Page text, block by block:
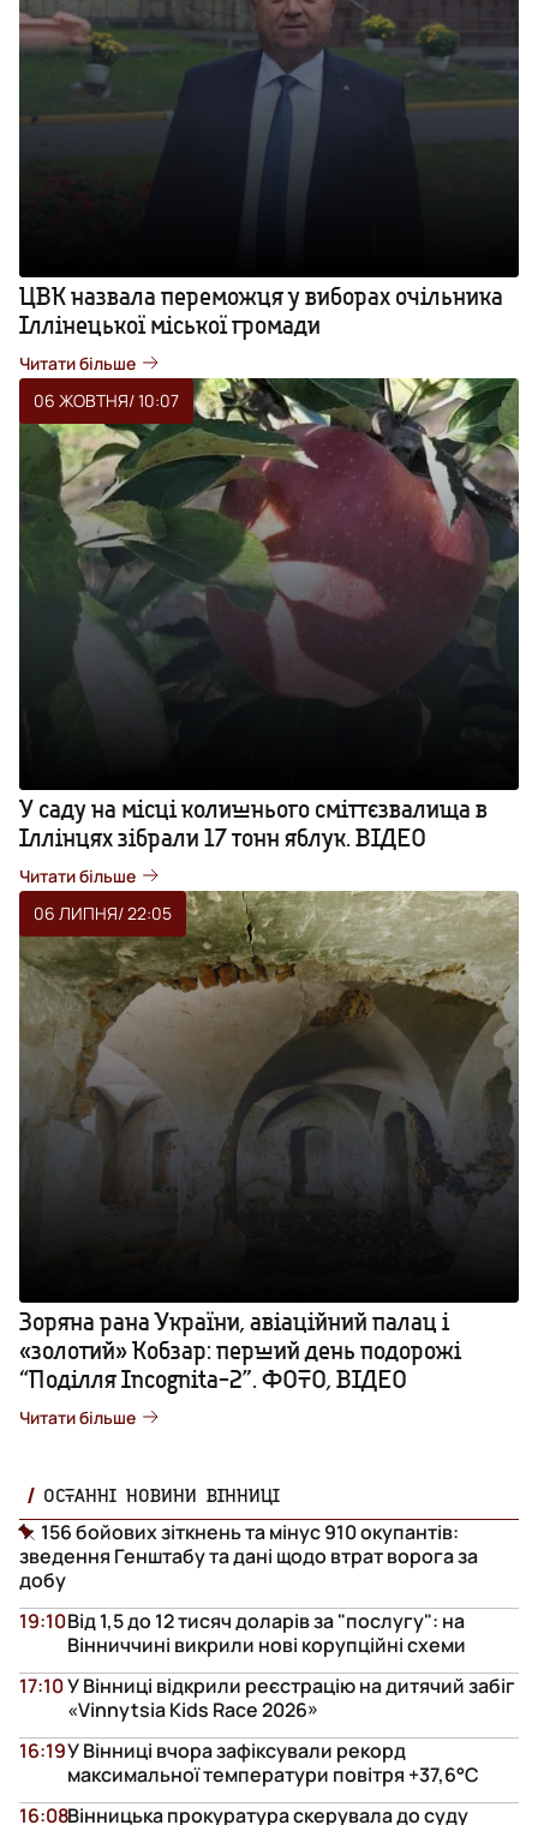
ЦВК назвала переможця у виборах очільника
Іллінецької міської громади
Читати більше
06 ЖОВТНЯ/ 10:07
У саду на місці колишнього сміттєзвалища в
Іллінцях зібрали 17 тонн яблук. ВІДЕО
Читати більше
06 ЛИПНЯ/ 22:05
Зоряна рана України, авіаційний палац і
«золотий» Кобзар: перший день подорожі
“Поділля Incognita-2”. ФОТО, ВІДЕО
Читати більше
ОСТАННІ НОВИНИ ВІННИЦІ
156 бойових зіткнень та мінус 910 окупантів:
зведення Генштабу та дані щодо втрат ворога за
добу
Від 1,5 до 12 тисяч доларів за "послугу": на
Вінниччині викрили нові корупційні схеми
19:10
У Вінниці відкрили реєстрацію на дитячий забіг
«Vinnytsia Kids Race 2026»
17:10
У Вінниці вчора зафіксували рекорд
максимальної температури повітря +37,6°С
16:19
Вінницька прокуратура скерувала до суду
16:08